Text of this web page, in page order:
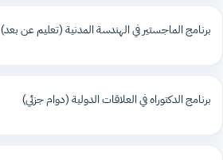
برنامج الماجستير في الهندسة المدنية (تعليم عن بعد)
برنامج الدكتوراه في العلاقات الدولية (دوام جزئي)